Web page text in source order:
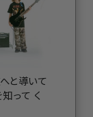
と導いて
って く